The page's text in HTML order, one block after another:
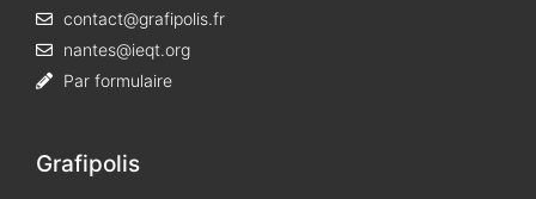
contact@grafipolis.fr
nantes@ieqt.org
Par formulaire
Grafipolis